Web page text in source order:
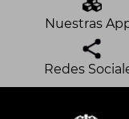
Nuestras
Redes